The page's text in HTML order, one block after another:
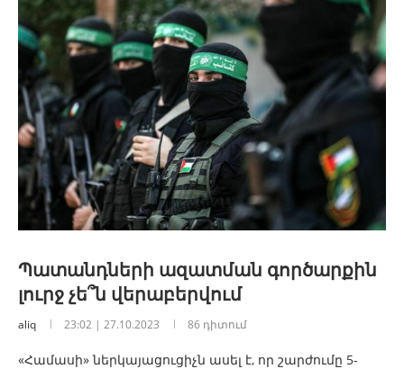
Պատանդների ազատման գործարքին
լուրջ չե՞ն վերաբերվում
aliq 23:02 | 27.10.2023 86 դիտում
«Համասի» ներկայացուցիչն ասել է, որ շարժումը 5-